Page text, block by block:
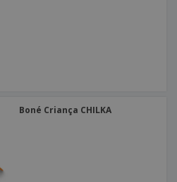
Boné Criança CHILKA